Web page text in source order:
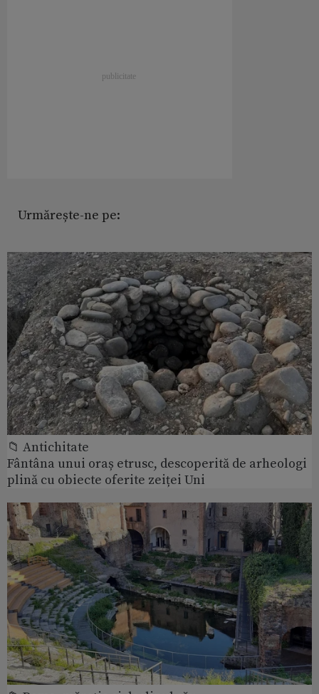
Urmărește-ne pe:
📁 Antichitate
Fântâna unui oraș etrusc, descoperită de arheologi
plină cu obiecte oferite zeiței Uni